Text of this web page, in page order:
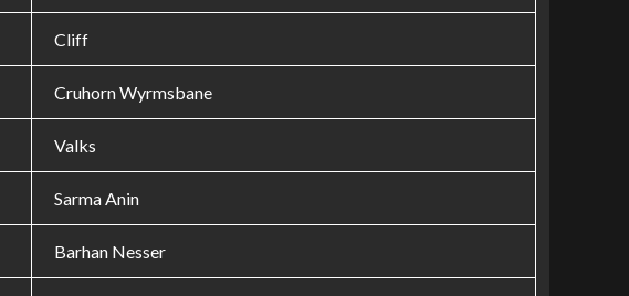
Cliff
Cruhorn Wyrmsbane
Valks
Sarma Anin
Barhan Nesser